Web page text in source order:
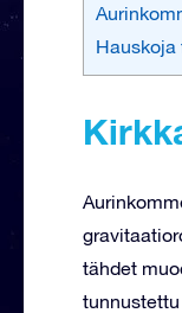
Hauskoja
tähdet